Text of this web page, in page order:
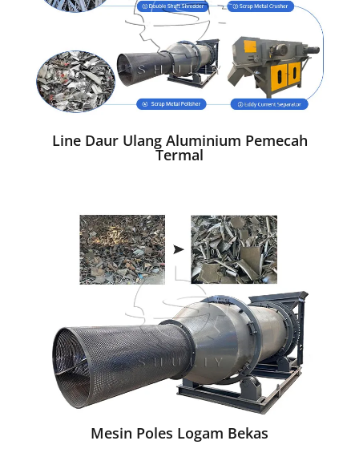
Line Daur Ulang Aluminium Pemecah
Termal
Mesin Poles Logam Bekas